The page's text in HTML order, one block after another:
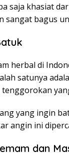
saja khasiat
sangat bagus
herbal di
satunya
tenggorokan
yang ingin
angin ini
dan